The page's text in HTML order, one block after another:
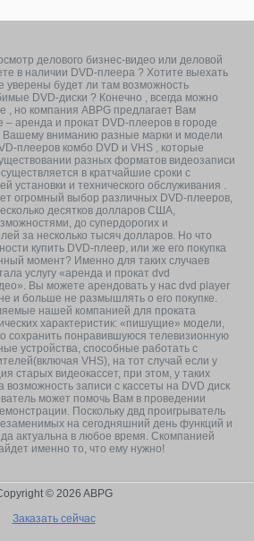
делового бизнес-видео или деловой
в наличии DVD-плеера ? Хотите выехать
уверены будет ли там возможность
DVD-диски ? Конечно , всегда можно
, но компания ABPG предлагает Вам
аренда и прокат DVD-плееров в городе
вниманию разные марки и модели
плееров комбо DVD и VHS , которые
разных форматов видеозаписи
в кратчайшие сроки с
установки и технического обслуживания .
огромный выбор различных DVD-плееров,
десятков долларов США,
до супердорогих и
за несколько тысяч долларов. Но что
купить DVD-плеер, или же его покупка
момент? Именно для таких случаев
услугу «аренда и прокат dvd
Вы можете арендовать у нас dvd player
и больше не размышлять о его покупке.
нашей компанией для проката
характеристик: «пишущие» модели,
сохранить понравившуюся телевизионную
устройства, способные работать с
VHS), на тот случай если у
старых видеокассет, при этом, у таких
возможность записи с кассеты на DVD диск
может помочь Вам в проведении
Поскольку двд проигрыватель
на сегодняшний день функций и
актуальна в любое время. Скомпанией
именно то, что ему нужно!
© 2026 ABPG
Заказать сейчас